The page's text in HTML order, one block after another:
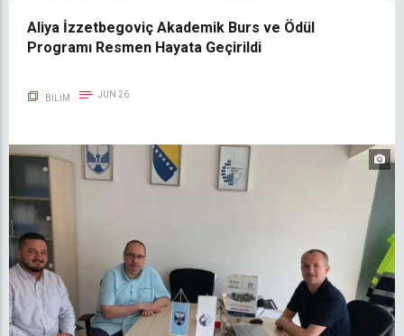
Aliya İzzetbegoviç Akademik Burs ve Ödül
Programı Resmen Hayata Geçirildi
BILIM JUN 26